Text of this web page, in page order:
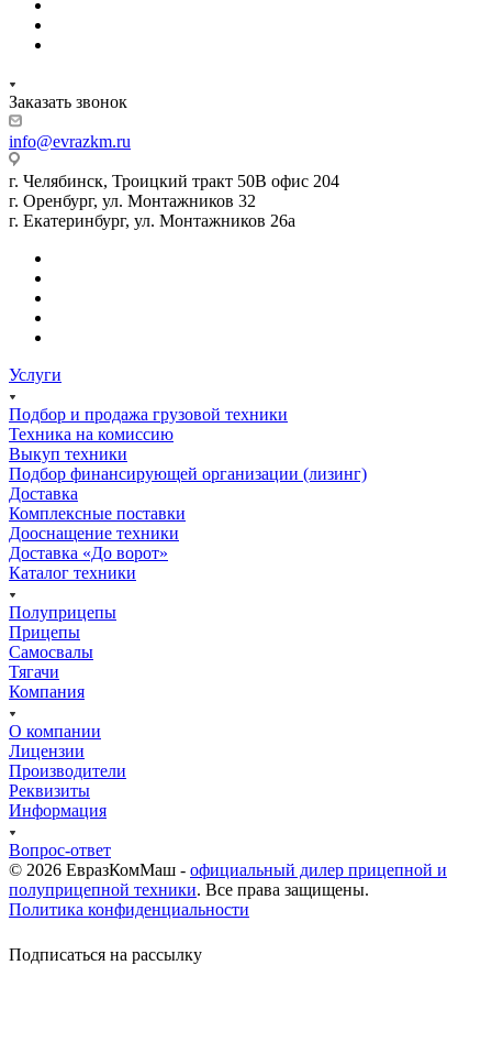
Заказать звонок
info@evrazkm.ru
г. Челябинск, Троицкий тракт 50В офис 204
г. Оренбург, ул. Монтажников 32
г. Екатеринбург, ул. Монтажников 26а
Услуги
Подбор и продажа грузовой техники
Техника на комиссию
Выкуп техники
Подбор финансирующей организации (лизинг)
Доставка
Комплексные поставки
Дооснащение техники
Доставка «До ворот»
Каталог техники
Полуприцепы
Прицепы
Самосвалы
Тягачи
Компания
О компании
Лицензии
Производители
Реквизиты
Информация
Вопрос-ответ
© 2026 ЕвразКомМаш - официальный дилер прицепной и
полуприцепной техники. Все права защищены.
Политика конфиденциальности
Подписаться на рассылку